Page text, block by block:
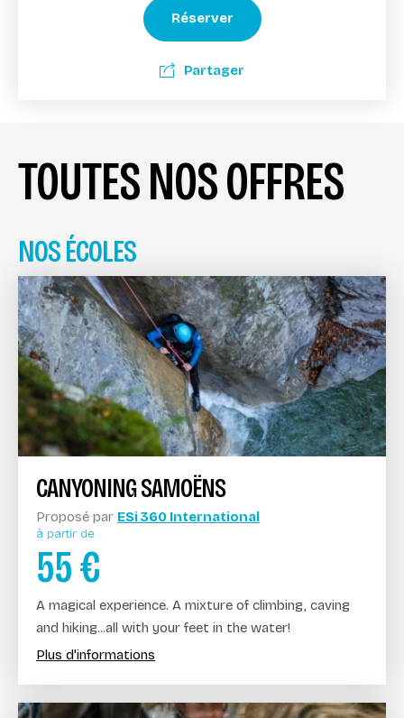
Réserver
Partager
TOUTES NOS OFFRES
NOS ÉCOLES
CANYONING SAMOËNS
Proposé par ESi 360 International
à partir de
55€
A magical experience. A mixture of climbing, caving
and hiking...all with your feet in the water!
Plus d'informations